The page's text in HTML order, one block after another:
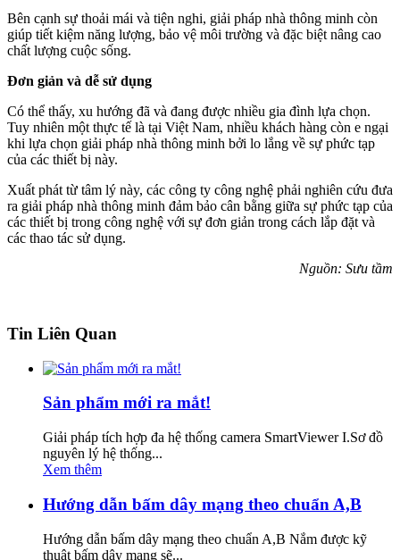
Bên cạnh sự thoải mái và tiện nghi, giải pháp nhà thông minh còn
giúp tiết kiệm năng lượng, bảo vệ môi trường và đặc biệt nâng cao
chất lượng cuộc sống.
Đơn giản và dễ sử dụng
Có thể thấy, xu hướng đã và đang được nhiều gia đình lựa chọn.
Tuy nhiên một thực tế là tại Việt Nam, nhiều khách hàng còn e ngại
khi lựa chọn giải pháp nhà thông minh bởi lo lắng về sự phức tạp
của các thiết bị này.
Xuất phát từ tâm lý này, các công ty công nghệ phải nghiên cứu đưa
ra giải pháp nhà thông minh đảm bảo cân bằng giữa sự phức tạp của
các thiết bị trong công nghệ với sự đơn giản trong cách lắp đặt và
các thao tác sử dụng.
Nguồn: Sưu tầm
Tin Liên Quan
Sản phẩm mới ra mắt!
Giải pháp tích hợp đa hệ thống camera SmartViewer I.Sơ đồ
nguyên lý hệ thống...
Xem thêm
Hướng dẫn bấm dây mạng theo chuẩn A,B
Hướng dẫn bấm dây mạng theo chuẩn A,B Nắm được kỹ
thuật bấm dây mạng sẽ...